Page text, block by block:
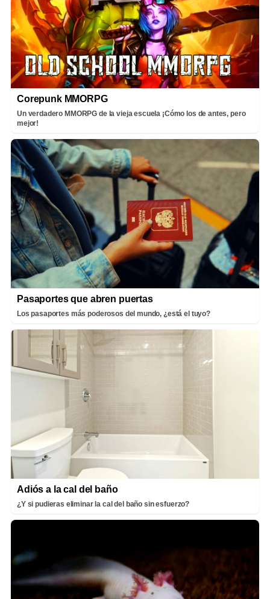
Corepunk MMORPG
Un verdadero MMORPG de la vieja escuela ¡Cómo los de antes, pero
mejor!
Pasaportes que abren puertas
Los pasaportes más poderosos del mundo, ¿está el tuyo?
Adiós a la cal del baño
¿Y si pudieras eliminar la cal del baño sin esfuerzo?